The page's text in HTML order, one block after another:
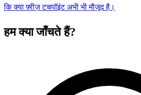
कि क्या फ़्रीज़ टचपॉइंट अभी भी मौजूद है।
हम क्या जाँचते हैं?